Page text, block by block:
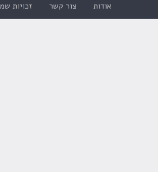
אודות
צור קשר זכויות